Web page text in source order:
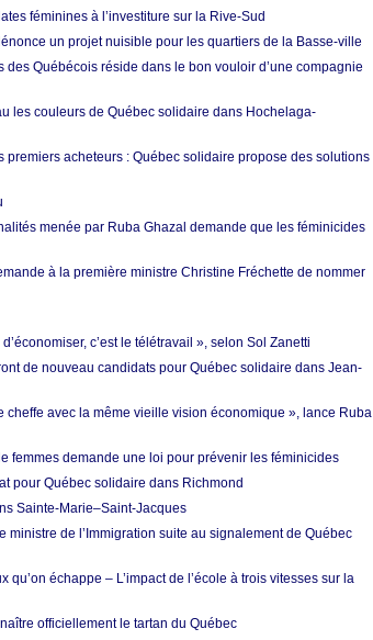
féminines à l’investiture sur la Rive-Sud
un projet nuisible pour les quartiers de la Basse-ville
Québécois réside dans le bon vouloir d’une compagnie
les couleurs de Québec solidaire dans Hochelaga-
premiers acheteurs : Québec solidaire propose des solutions
menée par Ruba Ghazal demande que les féminicides
à la première ministre Christine Fréchette de nommer
c’est le télétravail », selon Sol Zanetti
de nouveau candidats pour Québec solidaire dans Jean-
avec la même vieille vision économique », lance Ruba
femmes demande une loi pour prévenir les féminicides
pour Québec solidaire dans Richmond
Sainte-Marie–Saint-Jacques
ministre de l’Immigration suite au signalement de Québec
échappe – L’impact de l’école à trois vitesses sur la
officiellement le tartan du Québec